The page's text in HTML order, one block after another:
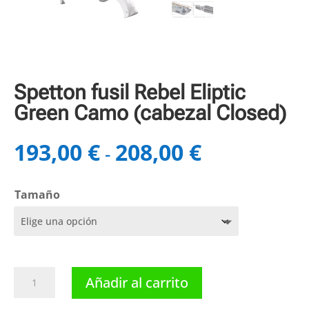
Spetton fusil Rebel Eliptic
Green Camo (cabezal Closed)
193,00 € - 208,00 €Rango
de
193,00 €
Tamaño
fusil
Añadir al carrito